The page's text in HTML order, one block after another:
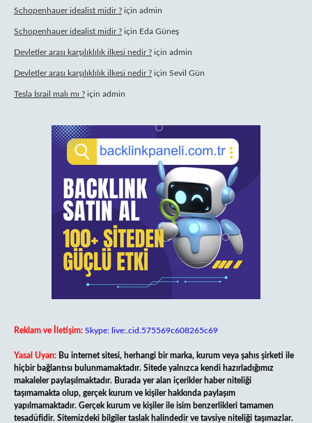
Schopenhauer idealist midir ? için admin
Schopenhauer idealist midir ? için Eda Güneş
Devletler arası karşılıklılık ilkesi nedir ? için admin
Devletler arası karşılıklılık ilkesi nedir ? için Sevil Gün
Tesla İsrail malı mı ? için admin
Reklam ve İletişim: Skype: live:.cid.575569c608265c69
Yasal Uyarı: Bu internet sitesi, herhangi bir marka, kurum veya şahıs şirketi ile
hiçbir bağlantısı bulunmamaktadır. Sitede yalnızca kendi hazırladığımız
makaleler paylaşılmaktadır. Burada yer alan içerikler haber niteliği
taşımamakta olup, gerçek kurum ve kişiler hakkında paylaşım
yapılmamaktadır. Gerçek kurum ve kişiler ile isim benzerlikleri tamamen
tesadüfidir. Sitemizdeki bilgiler taslak halindedir ve tavsiye niteliği taşımazlar.